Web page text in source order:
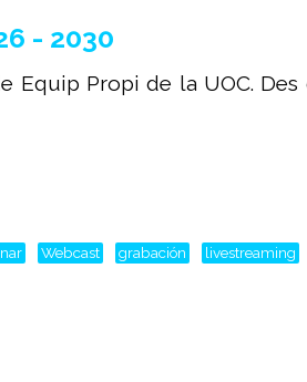
- 2030
Equip Propi de la UOC.
Webcast grabación livestreaming